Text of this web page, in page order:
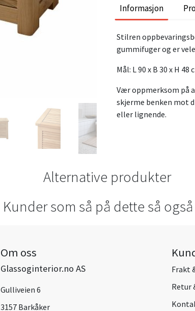
Informasjon
Stilren
gummifuger og er
Mål: L 90 x B 30 x H 48
Vær oppmerksom på
skjerme benken mot
eller lignende.
Alternative produkter
Kunder som så på dette så
Om oss
Glassoginterior.no AS
Gulliveien 6
3157 Barkåker
Frakt
Retur